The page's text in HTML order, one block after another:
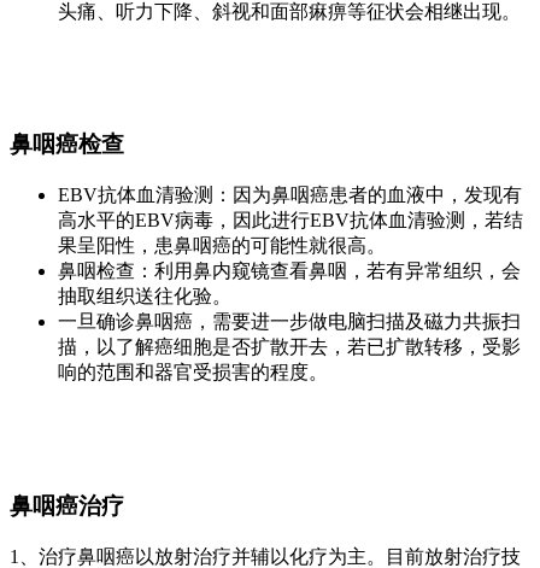
头痛、听力下降、斜视和面部痳痹等征状会相继出现。
鼻咽癌检查
EBV抗体血清验测：因为鼻咽癌患者的血液中，发现有
高水平的EBV病毒，因此进行EBV抗体血清验测，若结
果呈阳性，患鼻咽癌的可能性就很高。
鼻咽检查：利用鼻内窥镜查看鼻咽，若有异常组织，会
抽取组织送往化验。
一旦确诊鼻咽癌，需要进一步做电脑扫描及磁力共振扫
描，以了解癌细胞是否扩散开去，若已扩散转移，受影
响的范围和器官受损害的程度。
鼻咽癌治疗
1、治疗鼻咽癌以放射治疗并辅以化疗为主。目前放射治疗技